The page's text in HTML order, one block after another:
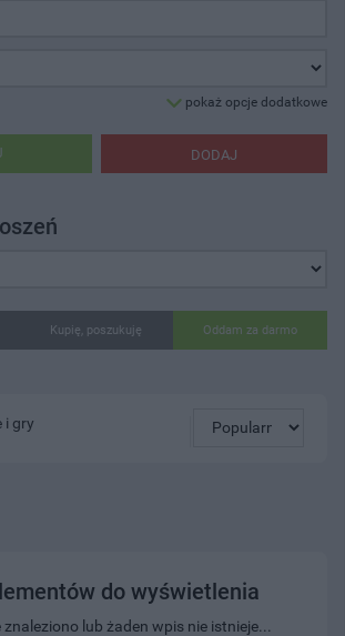
pokaż opcje dodatkowe
DODAJ
Kupię, poszukuję Oddam za darmo
i gry
do wyświetlenia
znaleziono lub żaden wpis nie istnieje...